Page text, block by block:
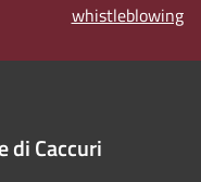
whistleblowing
di Caccuri